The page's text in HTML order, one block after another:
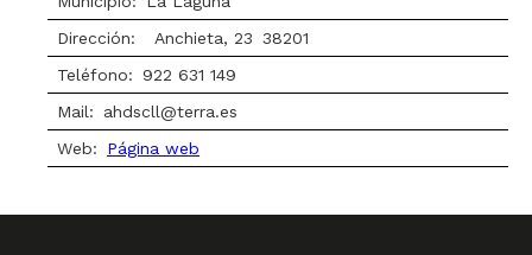
Dirección:
Anchieta, 23 38201
Teléfono:
922 631 149
Mail:
ahdscll@terra.es
Web:
Página web